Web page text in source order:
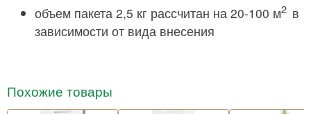
объем пакета 2,5 кг рассчитан на 20-100 м2 в
зависимости от вида внесения
Похожие товары